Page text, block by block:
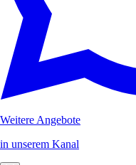
Weitere Angebote
in unserem Kanal